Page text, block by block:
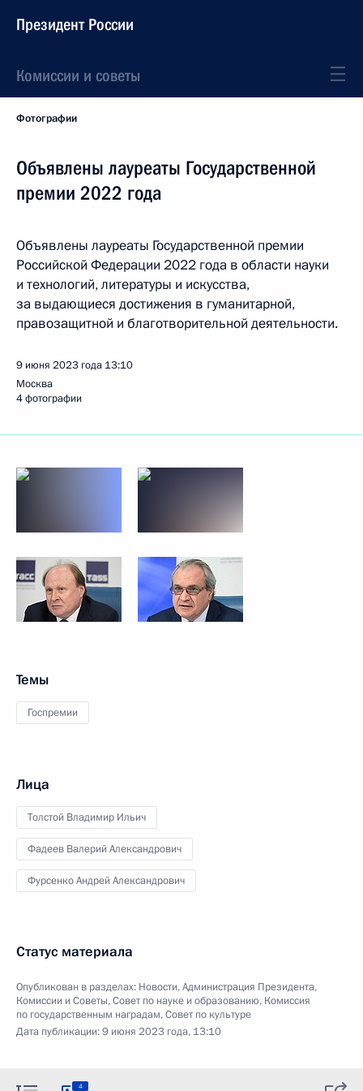
Президент России
Комиссии и советы
Фотографии
Объявлены лауреаты Государственной
премии 2022 года
Объявлены лауреаты Государственной премии
Российской Федерации 2022 года в области науки
и технологий, литературы и искусства,
за выдающиеся достижения в гуманитарной,
правозащитной и благотворительной деятельности.
9 июня 2023 года 13:10
Москва
4 фотографии
Темы
Госпремии
Лица
Толстой Владимир Ильич
Фадеев Валерий Александрович
Фурсенко Андрей Александрович
Статус материала
Опубликован в разделах: Новости,Администрация Президента,
Комиссии и Советы,Совет по науке и образованию, Комиссия
по государственным наградам,Совет по культуре
Дата публикации:9 июня 2023 года, 13:10
4